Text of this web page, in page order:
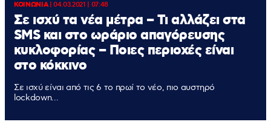
ΚΟΙΝΩΝΙΑ|04.03.2021 | 07:48
Σε ισχύ τα νέα μέτρα – Τι αλλάζει στα
SMS και στο ωράριο απαγόρευσης
κυκλοφορίας – Ποιες περιοχές είναι
στο κόκκινο
Σε ισχύ είναι από τις 6 το πρωί το νέο, πιο αυστηρό
lockdown...